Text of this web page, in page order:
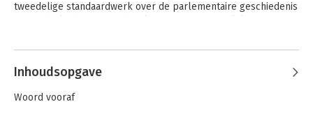
tweedelige standaardwerk over de parlementaire geschiedenis
hoe het anders kan. Hij is fellow van het Montesquieu Instituut.
Andere boeken door Joop van den
Berg
Inhoudsopgave
Woord vooraf